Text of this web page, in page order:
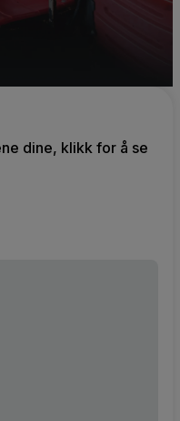
dine, klikk for å se